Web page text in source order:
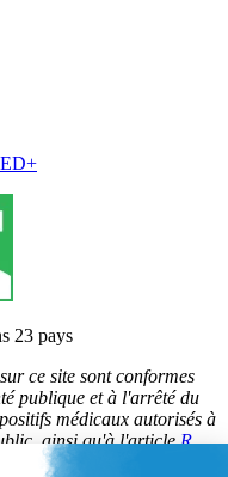
23 pays
ce site sont conformes
publique et à l'arrêté du
médicaux autorisés à
ainsi qu'à l'articleR
conséquent, ils peuvent